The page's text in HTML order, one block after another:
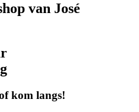
van José
kom langs!